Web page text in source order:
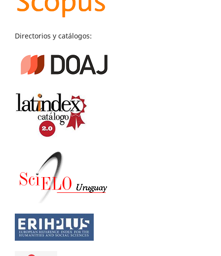
Directorios y catálogos: